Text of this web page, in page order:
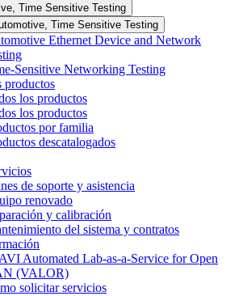
Time Sensitive Testing
Time Sensitive Testing
Ethernet Device and Network
Sensitive Networking Testing
productos
los productos
los productos
por familia
descatalogados
de soporte y asistencia
renovado
y calibración
del sistema y contratos
Automated Lab-as-a-Service for Open
(VALOR)
solicitar servicios